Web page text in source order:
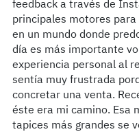
feedback a través de
principales motores para
en un mundo donde
día es más importante
experiencia personal al
sentía muy frustrada
concretar una venta.
éste era mi camino. Esa
tapices más grandes se